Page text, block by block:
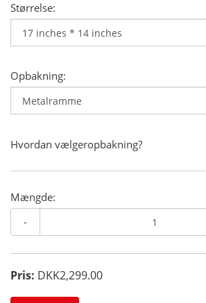
Størrelse:
Opbakning:
Hvordan vælgeropbakning?
Mængde:
-
Pris: DKK2,299.00